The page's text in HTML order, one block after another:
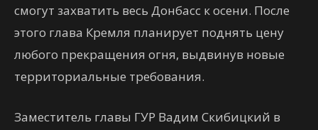
смогут захватить весь Донбасс к осени. После
этого глава Кремля планирует поднять цену
любого прекращения огня, выдвинув новые
территориальные требования.
Заместитель главы ГУР Вадим Скибицкий в